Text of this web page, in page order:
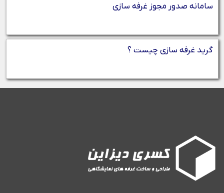
سامانه صدور مجوز غرفه سازی
گرید غرفه سازی چیست ؟